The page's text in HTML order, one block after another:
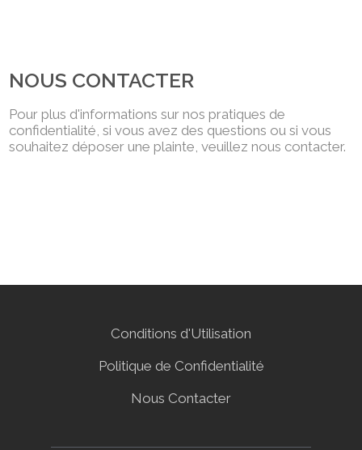
NOUS CONTACTER
Pour plus d'informations sur nos pratiques de
confidentialité, si vous avez des questions ou si vous
souhaitez déposer une plainte, veuillez nous contacter.
Conditions d'Utilisation
Politique de Confidentialité
Nous Contacter